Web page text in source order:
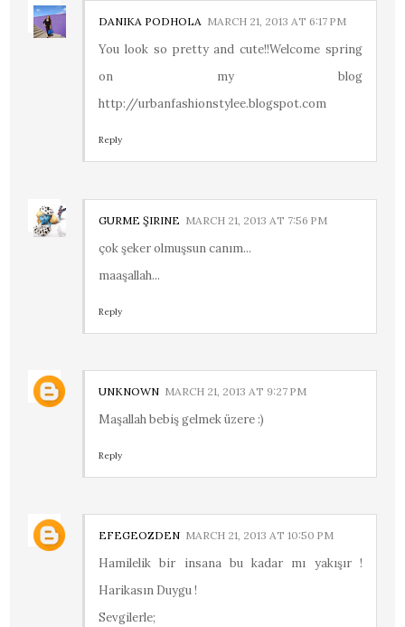
DANIKA PODHOLA MARCH 21, 2013 AT 6:17 PM
You look so pretty and cute!!Welcome spring
on my blog
http://urbanfashionstylee.blogspot.com
Reply
GURME ŞIRINE MARCH 21, 2013 AT 7:56 PM
çok şeker olmuşsun canım...
maaşallah...
Reply
UNKNOWN MARCH 21, 2013 AT 9:27 PM
Maşallah bebiş gelmek üzere :)
Reply
EFEGEOZDEN MARCH 21, 2013 AT 10:50 PM
Hamilelik bir insana bu kadar mı yakışır !
Harikasın Duygu !
Sevgilerle;